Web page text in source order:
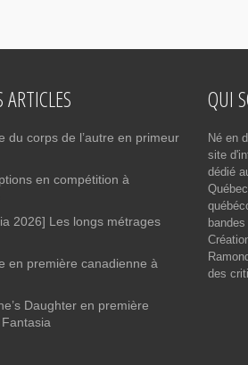
ARTICLES
du corps de l’autre en primeur
en compétition à
2026] Les longs métrages
en première canadienne à
Daughter en première
QUI
Né en
site
dédié
des